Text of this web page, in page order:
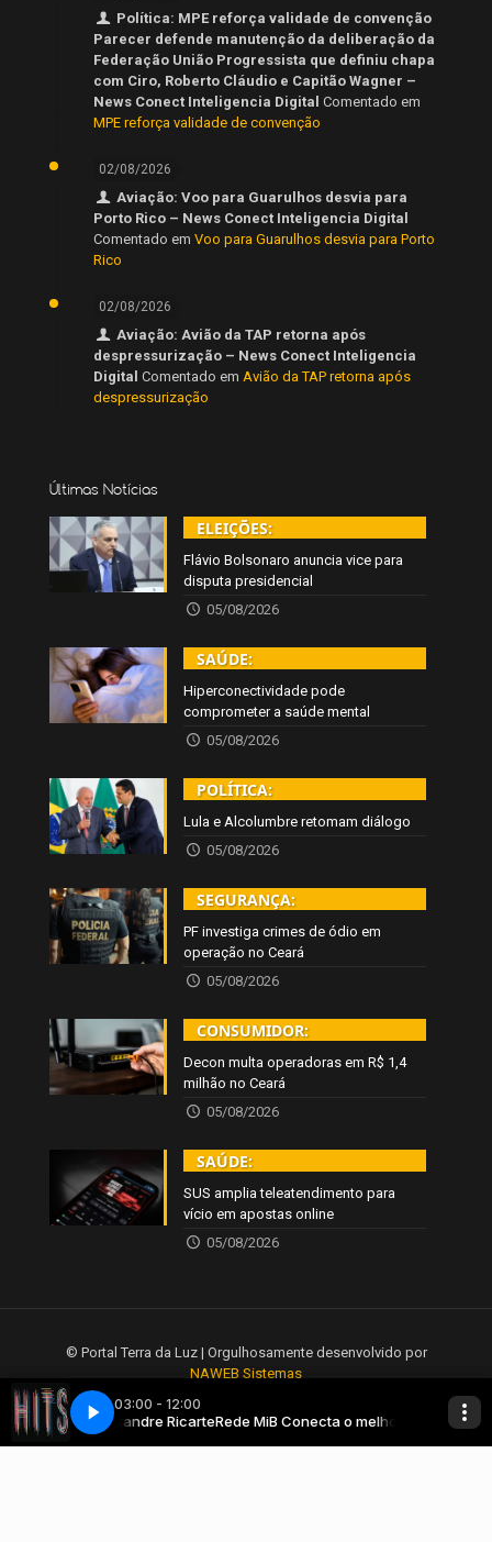
Política: MPE reforça validade de convenção
Parecer defende manutenção da deliberação da
Federação União Progressista que definiu chapa
com Ciro, Roberto Cláudio e Capitão Wagner –
News Conect Inteligencia Digital Comentado em
MPE reforça validade de convenção
02/08/2026
Aviação: Voo para Guarulhos desvia para
Porto Rico – News Conect Inteligencia Digital
Comentado em Voo para Guarulhos desvia para Porto
Rico
02/08/2026
Aviação: Avião da TAP retorna após
despressurização – News Conect Inteligencia
Digital Comentado em Avião da TAP retorna após
despressurização
Últimas Notícias
ELEIÇÕES:
Flávio Bolsonaro anuncia vice para
disputa presidencial
05/08/2026
SAÚDE:
Hiperconectividade pode
comprometer a saúde mental
05/08/2026
POLÍTICA:
Lula e Alcolumbre retomam diálogo
05/08/2026
SEGURANÇA:
PF investiga crimes de ódio em
operação no Ceará
05/08/2026
CONSUMIDOR:
Decon multa operadoras em R$ 1,4
milhão no Ceará
05/08/2026
SAÚDE:
SUS amplia teleatendimento para
vício em apostas online
05/08/2026
© Portal Terra da Luz | Orgulhosamente desenvolvido por
NAWEB Sistemas